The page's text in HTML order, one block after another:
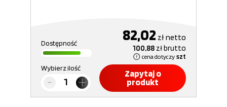
Dostępność 82,02 złnetto
100,88 złbrutto
cena dotyczy szt
Wybierz ilość
Zapytaj o
produkt